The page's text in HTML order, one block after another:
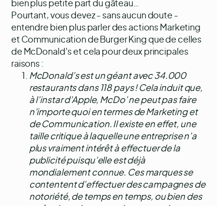
bien plus petite part du gâteau…
Pourtant, vous devez - sans aucun doute -
entendre bien plus parler des actions Marketing
et Communication de Burger King que de celles
de McDonald’s et cela pour deux principales
raisons :
McDonald’s est un géant avec 34.000
restaurants dans 118 pays ! Cela induit que,
à l’instar d’Apple, McDo’ ne peut pas faire
n’importe quoi en termes de Marketing et
de Communication. Il existe en effet, une
taille critique à laquelle une entreprise n’a
plus vraiment intérêt à effectuer de la
publicité puisqu’elle est déjà
mondialement connue. Ces marques se
contentent d’effectuer des campagnes de
notoriété, de temps en temps, ou bien des